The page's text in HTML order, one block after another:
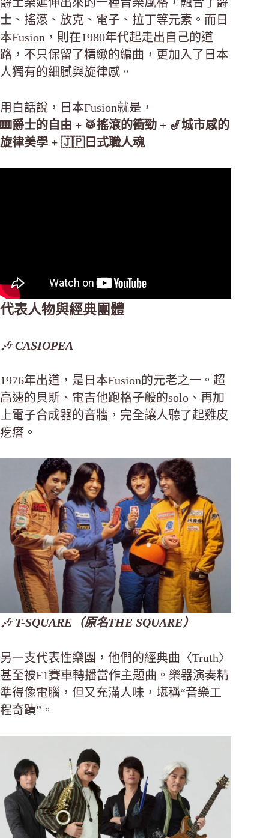
士、搖滾、放克、電子、拉丁等元素。而日
本Fusion，則在1980年代起走出自己的道
路，不只保留了精緻的編曲，更加入了日本
人獨有的細膩與旋律感。
用白話說，日本Fusion就是，
🎹爵士的自由 + 🥁搖滾的衝勁 + 🎷城市感的
旋律美學 + 🇯🇵日式職人魂
代表人物與經典團體
🎶CASIOPEA
1976年出道，是日本Fusion的元老之一。超
高速的貝斯、電吉他跑格子般的solo、再加
上電子合成器的音牆，完全讓人聽了起雞皮
疙瘩。
🎶 T-SQUARE（原名THE SQUARE）
另一支代表性樂團，他們的經典曲〈Truth〉
甚至被F1賽車轉播當作主題曲。樂器演奏精
準得像電腦，但又充滿人味，堪稱“音樂工
程奇蹟”。